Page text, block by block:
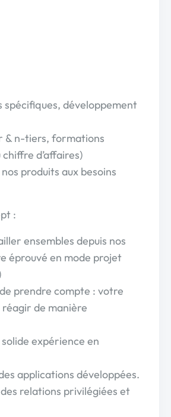
développement
& n-tiers, formations
d’affaires)
produits aux besoins
:
ensembles depuis nos
éprouvé en mode projet
prendre compte : votre
de manière
expérience en
applications développées.
relations privilégiées et